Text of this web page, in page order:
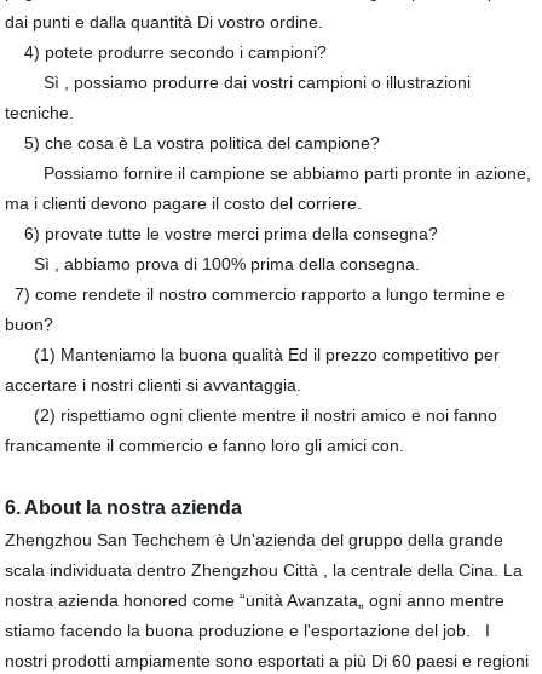
dai punti e dalla quantità Di vostro ordine.
4) potete produrre secondo i campioni?
Sì , possiamo produrre dai vostri campioni o illustrazioni
tecniche.
5) che cosa è La vostra politica del campione?
Possiamo fornire il campione se abbiamo parti pronte in azione,
ma i clienti devono pagare il costo del corriere.
6) provate tutte le vostre merci prima della consegna?
Sì , abbiamo prova di 100% prima della consegna.
7) come rendete il nostro commercio rapporto a lungo termine e
buon?
(1) Manteniamo la buona qualità Ed il prezzo competitivo per
accertare i nostri clienti si avvantaggia.
(2) rispettiamo ogni cliente mentre il nostri amico e noi fanno
francamente il commercio e fanno loro gli amici con.
6. About la nostra azienda
Zhengzhou San Techchem è Un'azienda del gruppo della grande
scala individuata dentroZhengzhou Città , la centrale della Cina. La
nostra azienda honored come “unità Avanzata„ ogni anno mentre
stiamo facendo la buona produzione e l'esportazione del job. I
nostri prodotti ampiamente sono esportati a più Di 60 paesi e regioni